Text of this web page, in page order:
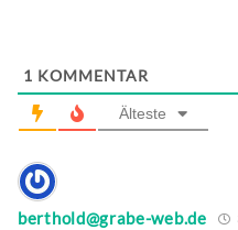
1 KOMMENTAR
Älteste
berthold@grabe-web.de